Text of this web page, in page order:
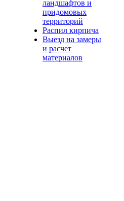
ландшафтов и
придомовых
территорий
Распил кирпича
Выезд на замеры
и расчет
материалов